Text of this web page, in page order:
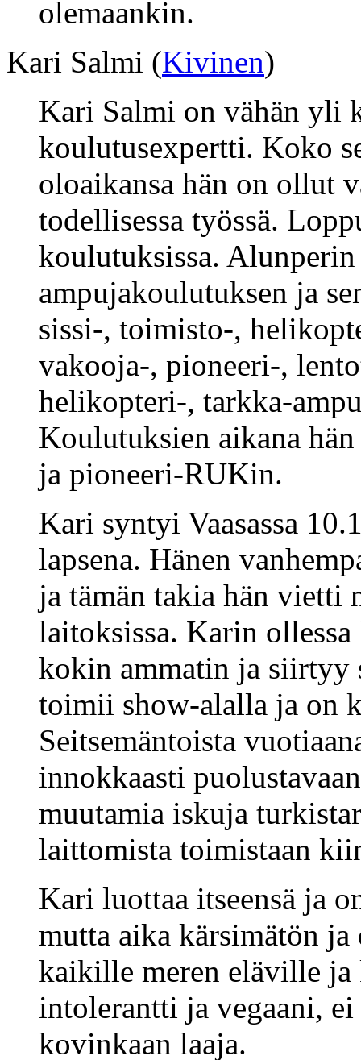
olemaankin.
Kari Salmi (Kivinen)
Kari Salmi on vähän yli
koulutusexpertti. Koko
oloaikansa hän on ollut
todellisessa työssä.
koulutuksissa.
ampujakoulutuksen ja
sissi-, toimisto-,
vakooja-, pioneeri-,
helikopteri-, tarkka-
Koulutuksien aikana
ja pioneeri-RUKin.
Kari syntyi Vaasassa
lapsena. Hänen
ja tämän takia hän vietti
laitoksissa. Karin
kokin ammatin ja siirtyy
toimii show-alalla ja on
Seitsemäntoista
innokkaasti
muutamia iskuja
laittomista toimistaan
Kari luottaa itseensä ja
mutta aika kärsimätön
kaikille meren eläville ja
intolerantti ja vegaani,
kovinkaan laaja.